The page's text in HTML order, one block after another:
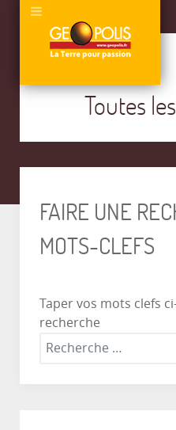
Toutes
FAIRE UNE
MOTS-CLEFS
Taper vos mots clefs
recherche